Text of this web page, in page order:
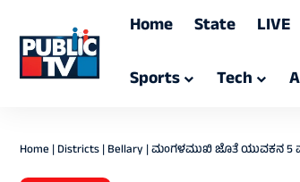
Home State LIVE
Sports
Tech
Home |Districts|Bellary |ಮಂಗಳಮುಖಿ ಜೊತೆ ಯುವಕನ 5